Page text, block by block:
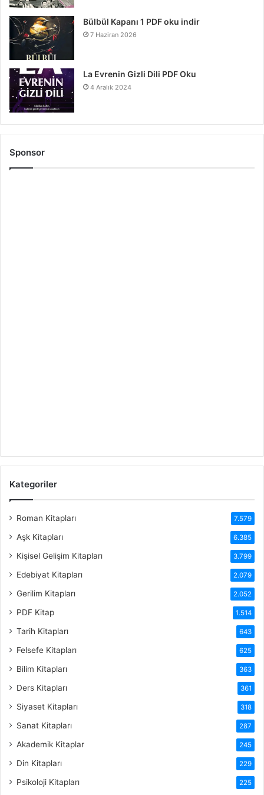
Bülbül Kapanı 1 PDF oku indir
7 Haziran 2026
La Evrenin Gizli Dili PDF Oku
4 Aralık 2024
Sponsor
Kategoriler
Roman Kitapları 7.579
Aşk Kitapları 6.385
Kişisel Gelişim Kitapları 3.799
Edebiyat Kitapları 2.079
Gerilim Kitapları 2.052
PDF Kitap 1.514
Tarih Kitapları 643
Felsefe Kitapları 625
Bilim Kitapları 363
Ders Kitapları 361
Siyaset Kitapları 318
Sanat Kitapları 287
Akademik Kitaplar 245
Din Kitapları 229
Psikoloji Kitapları 225